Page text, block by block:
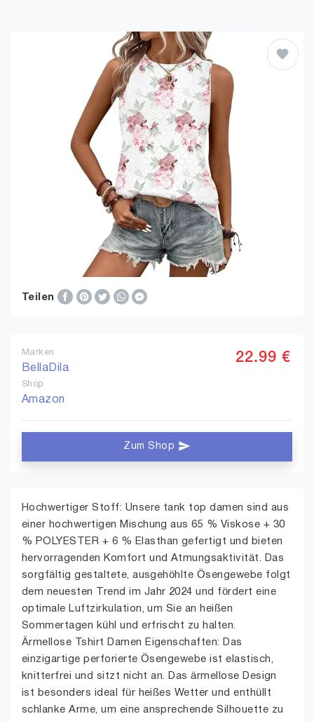
Teilen
Marken
BellaDila
Shop
Amazon
22.99 €
Zum Shop
Hochwertiger Stoff: Unsere tank top damen sind aus
einer hochwertigen Mischung aus 65 % Viskose + 30
% POLYESTER + 6 % Elasthan gefertigt und bieten
hervorragenden Komfort und Atmungsaktivität. Das
sorgfältig gestaltete, ausgehöhlte Ösengewebe folgt
dem neuesten Trend im Jahr 2024 und fördert eine
optimale Luftzirkulation, um Sie an heißen
Sommertagen kühl und erfrischt zu halten.
Ärmellose Tshirt Damen Eigenschaften: Das
einzigartige perforierte Ösengewebe ist elastisch,
knitterfrei und sitzt nicht an. Das ärmellose Design
ist besonders ideal für heißes Wetter und enthüllt
schlanke Arme, um eine ansprechende Silhouette zu